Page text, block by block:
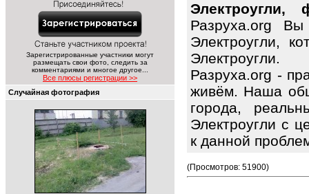
Зарегистрированные участники могут
размещать свои фото, следить за
комментариями и многое другое...
Все плюсы регистрации >>
Случайная фотография
Разруха.org
Электроугли,
Электроугли.
Разруха.org -
живём. Наша
города,
Электроугли с
к данной
(Просмотров: 51900)